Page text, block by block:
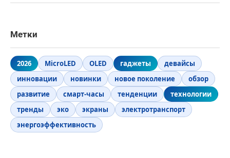
Метки
2026 MicroLED OLED гаджеты
девайсы
инновации
новинки новое поколение
обзор
развитие
смарт-часы тенденции
технологии
тренды
эко экраны
электротранспорт
энергоэффективность